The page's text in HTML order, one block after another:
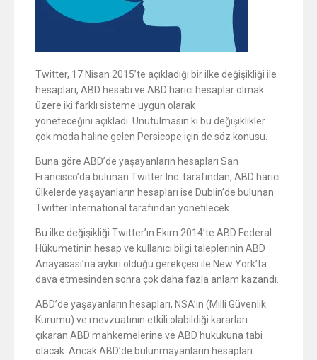
Twitter, 17 Nisan 2015’te açıkladığı bir ilke değişikliği ile
hesapları, ABD hesabı ve ABD harici hesaplar olmak
üzere iki farklı sisteme uygun olarak
yöneteceğini açıkladı. Unutulmasın ki bu değişiklikler
çok moda haline gelen Persicope için de söz konusu.
Buna göre ABD’de yaşayanların hesapları San
Francisco’da bulunan Twitter Inc. tarafından, ABD harici
ülkelerde yaşayanların hesapları ise Dublin’de bulunan
Twitter International tarafından yönetilecek.
Bu ilke değişikliği Twitter’ın Ekim 2014’te ABD Federal
Hükumetinin hesap ve kullanıcı bilgi taleplerinin ABD
Anayasası’na aykırı olduğu gerekçesi ile New York’ta
dava etmesinden sonra çok daha fazla anlam kazandı.
ABD’de yaşayanların hesapları, NSA’in (Milli Güvenlik
Kurumu) ve mevzuatının etkili olabildiği kararları
çıkaran ABD mahkemelerine ve ABD hukukuna tabi
olacak. Ancak ABD’de bulunmayanların hesapları